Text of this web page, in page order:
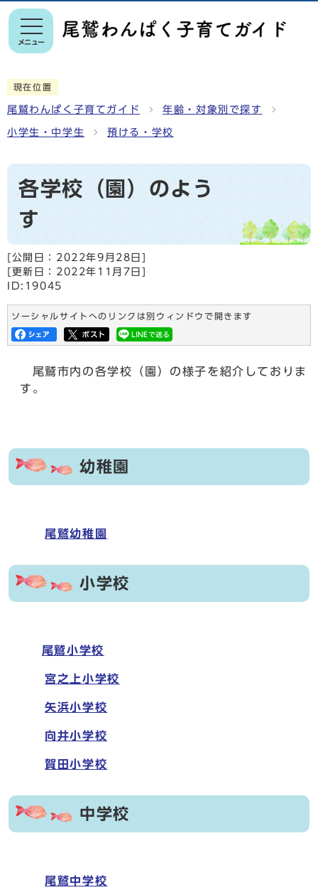
メニュー
現在位置
尾鷲わんぱく子育てガイド 年齢・対象別で探す
小学生・中学生 預ける・学校
各学校（園）のよう
す
[公開日： 2022年9月28日 ]
[更新日： 2022年11月7日 ]
ID:19045
ソーシャルサイトへのリンクは別ウィンドウで開きます
尾鷲市内の各学校（園）の様子を紹介しておりま
す。
幼稚園
尾鷲幼稚園
小学校
尾鷲小学校
宮之上小学校
矢浜小学校
向井小学校
賀田小学校
中学校
尾鷲中学校